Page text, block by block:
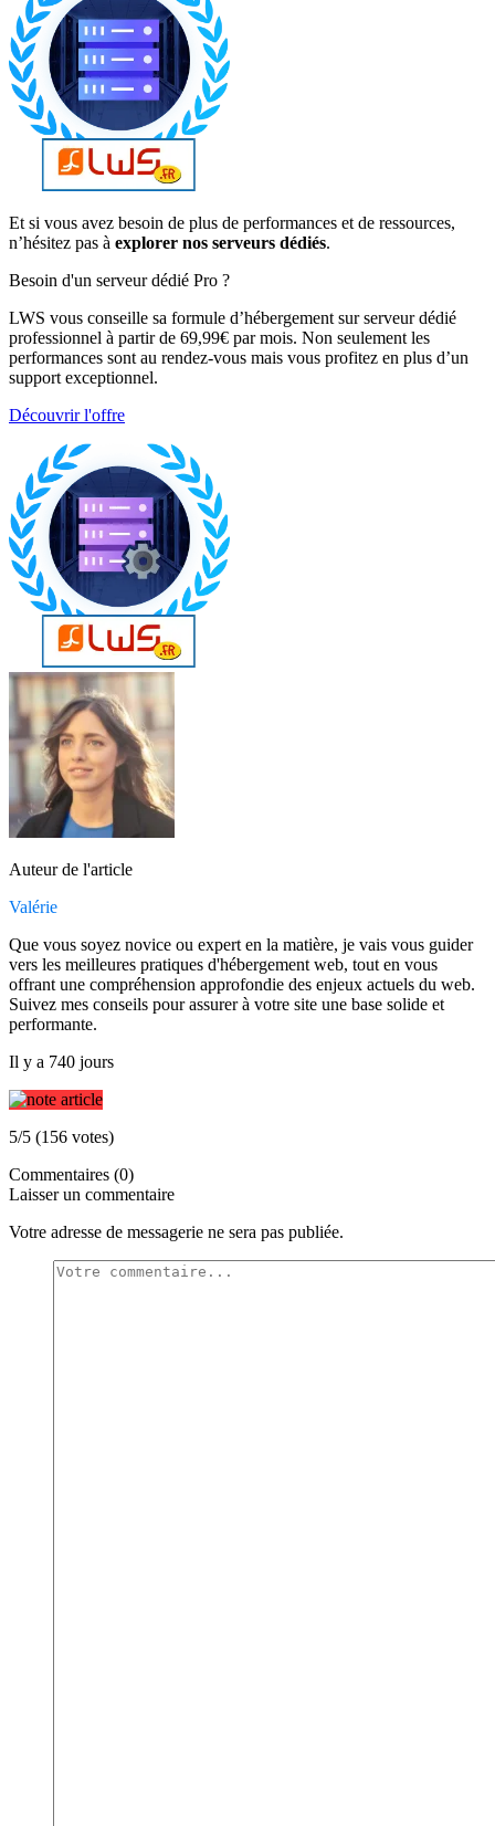
Et si vous avez besoin de plus de performances et de ressources,
n’hésitez pas à explorer nos serveurs dédiés.
Besoin d'un serveur dédié Pro ?
LWS vous conseille sa formule d’hébergement sur serveur dédié
professionnel à partir de 69,99€ par mois. Non seulement les
performances sont au rendez-vous mais vous profitez en plus d’un
support exceptionnel.
Découvrir l'offre
Auteur de l'article
Valérie
Que vous soyez novice ou expert en la matière, je vais vous guider
vers les meilleures pratiques d'hébergement web, tout en vous
offrant une compréhension approfondie des enjeux actuels du web.
Suivez mes conseils pour assurer à votre site une base solide et
performante.
Il y a 740 jours
5/5 (156 votes)
Commentaires (0)
Laisser un commentaire
Votre adresse de messagerie ne sera pas publiée.